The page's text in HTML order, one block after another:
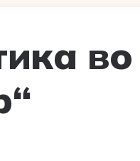
во